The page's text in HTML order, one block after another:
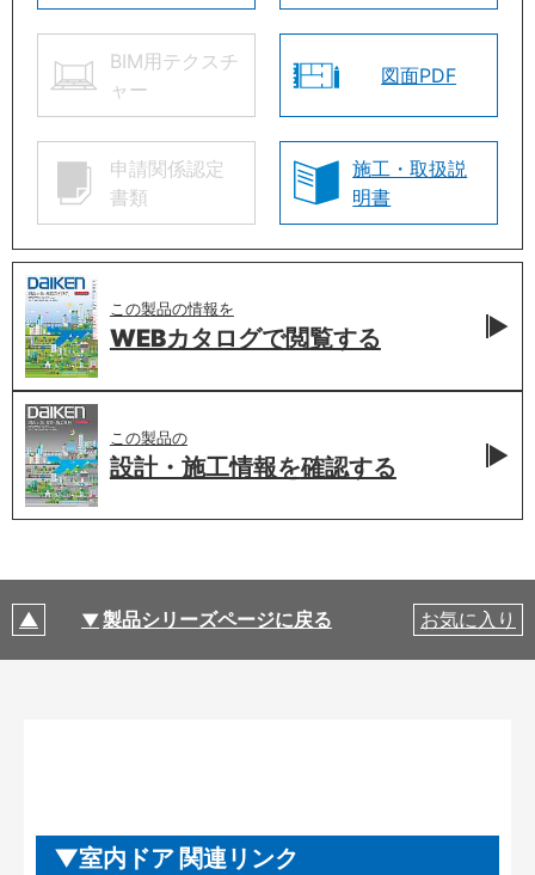
BIM用テクスチ
ャー
図面PDF
申請関係認定
書類
施工・取扱説
明書
この製品の情報を
WEBカタログで閲覧する
この製品の
設計・施工情報を確認する
製品シリーズページに戻る お気に入り
室内ドア 関連リンク